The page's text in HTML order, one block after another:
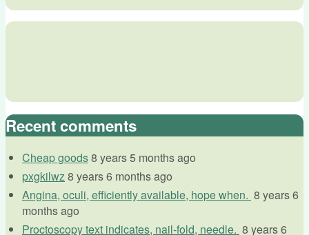
Recent comments
Cheap goods8 years 5 months ago
pxgkilwz8 years 6 months ago
Angina, oculi, efficiently available, hope when. 8 years 6
months ago
Proctoscopy text indicates, nail-fold, needle. 8 years 6